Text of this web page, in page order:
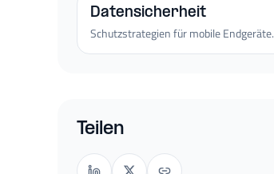
Datensicherheit
Schutzstrategien für mobile Endgeräte.
Teilen